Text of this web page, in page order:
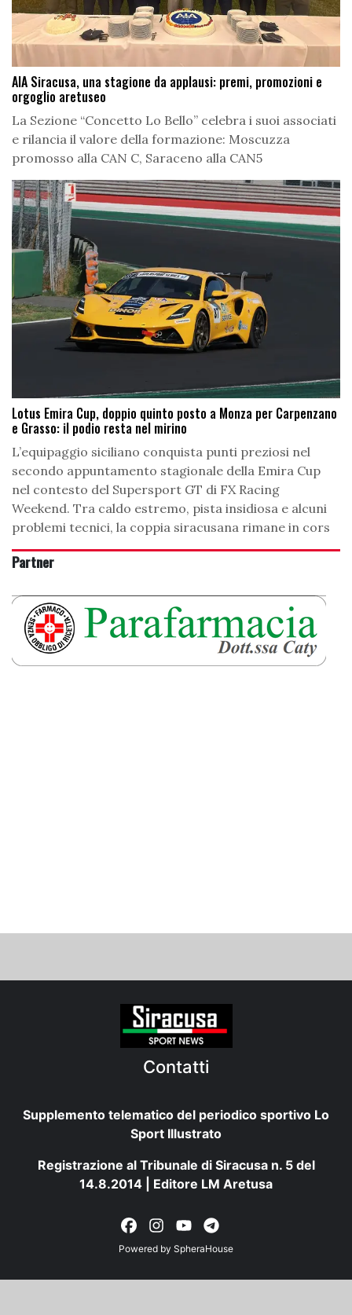
AIA Siracusa, una stagione da applausi: premi, promozioni e
orgoglio aretuseo
La Sezione “Concetto Lo Bello” celebra i suoi associati
e rilancia il valore della formazione: Moscuzza
promosso alla CAN C, Saraceno alla CAN5
Lotus Emira Cup, doppio quinto posto a Monza per Carpenzano
e Grasso: il podio resta nel mirino
L’equipaggio siciliano conquista punti preziosi nel
secondo appuntamento stagionale della Emira Cup
nel contesto del Supersport GT di FX Racing
Weekend. Tra caldo estremo, pista insidiosa e alcuni
problemi tecnici, la coppia siracusana rimane in cors
Partner
Contatti
Supplemento telematico del periodico sportivo Lo
Sport Illustrato
Registrazione al Tribunale di Siracusa n. 5 del
14.8.2014 | Editore LM Aretusa
Powered by SpheraHouse